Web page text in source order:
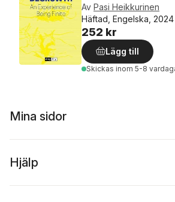
Av Pasi Heikkurinen
Häftad, Engelska, 2024
252 kr
Lägg till
Skickas inom 5-8
Mina sidor
Hjälp